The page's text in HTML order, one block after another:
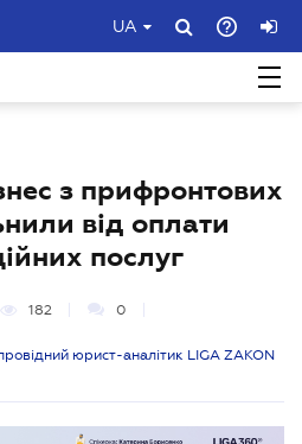
UA
з прифронтових
від оплати
послуг
182 0
юрист-аналітик LIGA ZAKON